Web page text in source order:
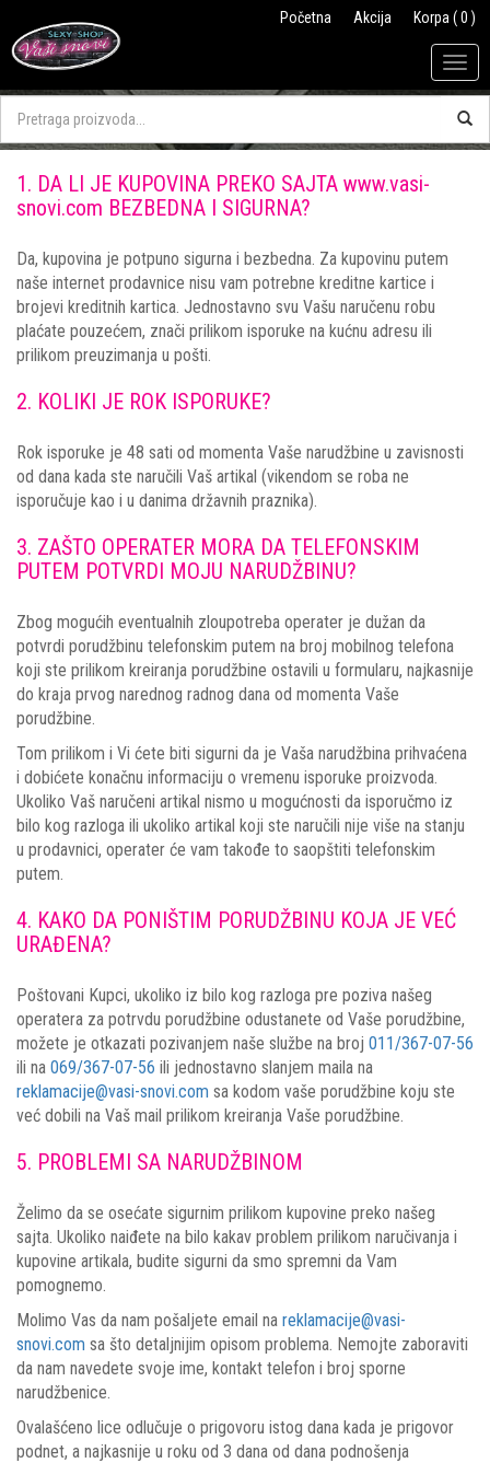
Početna Akcija Korpa ( 0 )
1. DA LI JE KUPOVINA PREKO SAJTA www.vasi-
snovi.com BEZBEDNA I SIGURNA?
Da, kupovina je potpuno sigurna i bezbedna. Za kupovinu putem
naše internet prodavnice nisu vam potrebne kreditne kartice i
brojevi kreditnih kartica. Jednostavno svu Vašu naručenu robu
plaćate pouzećem, znači prilikom isporuke na kućnu adresu ili
prilikom preuzimanja u pošti.
2. KOLIKI JE ROK ISPORUKE?
Rok isporuke je 48 sati od momenta Vaše narudžbine u zavisnosti
od dana kada ste naručili Vaš artikal (vikendom se roba ne
isporučuje kao i u danima državnih praznika).
3. ZAŠTO OPERATER MORA DA TELEFONSKIM
PUTEM POTVRDI MOJU NARUDŽBINU?
Zbog mogućih eventualnih zloupotreba operater je dužan da
potvrdi porudžbinu telefonskim putem na broj mobilnog telefona
koji ste prilikom kreiranja porudžbine ostavili u formularu, najkasnije
do kraja prvog narednog radnog dana od momenta Vaše
porudžbine.
Tom prilikom i Vi ćete biti sigurni da je Vaša narudžbina prihvaćena
i dobićete konačnu informaciju o vremenu isporuke proizvoda.
Ukoliko Vaš naručeni artikal nismo u mogućnosti da isporučmo iz
bilo kog razloga ili ukoliko artikal koji ste naručili nije više na stanju
u prodavnici, operater će vam takođe to saopštiti telefonskim
putem.
4. KAKO DA PONIŠTIM PORUDŽBINU KOJA JE VEĆ
URAĐENA?
Poštovani Kupci, ukoliko iz bilo kog razloga pre poziva našeg
operatera za potrvdu porudžbine odustanete od Vaše porudžbine,
možete je otkazati pozivanjem naše službe na broj 011/367-07-56
ili na 069/367-07-56 ili jednostavno slanjem maila na
reklamacije@vasi-snovi.com sa kodom vaše porudžbine koju ste
već dobili na Vaš mail prilikom kreiranja Vaše porudžbine.
5. PROBLEMI SA NARUDŽBINOM
Želimo da se osećate sigurnim prilikom kupovine preko našeg
sajta. Ukoliko naiđete na bilo kakav problem prilikom naručivanja i
kupovine artikala, budite sigurni da smo spremni da Vam
pomognemo.
Molimo Vas da nam pošaljete email na reklamacije@vasi-
snovi.com sa što detaljnijim opisom problema. Nemojte zaboraviti
da nam navedete svoje ime, kontakt telefon i broj sporne
narudžbenice.
Ovalašćeno lice odlučuje o prigovoru istog dana kada je prigovor
podnet, a najkasnije u roku od 3 dana od dana podnošenja